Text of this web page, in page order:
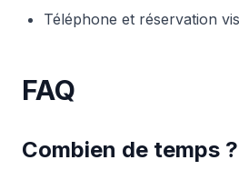
Téléphone et réservation
FAQ
Combien de temps ?